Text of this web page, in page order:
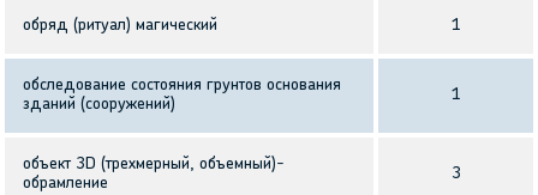
обряд (ритуал) магический 1
обследование состояния грунтов основания
зданий (сооружений)
1
объект 3D (трехмерный, объемный)-
обрамление
3